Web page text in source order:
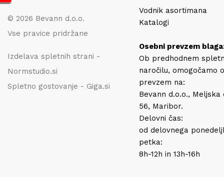
© 2026 Bevann d.o.o.
Vse pravice pridržane
Izdelava spletnih strani -
Normstudio.si
Spletno gostovanje - Giga.si
Vodnik asortimana
Katalogi
Osebni prevzem
Ob predhodnem
naročilu, omogočamo
prevzem na:
Bevann d.o.o., Meljska
56, Maribor.
Delovni čas:
od delovnega
petka:
8h-12h in 13h-16h